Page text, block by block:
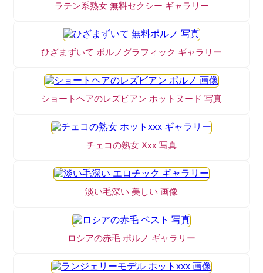
ラテン系熟女 無料セクシー ギャラリー
ひざまずいて ポルノグラフィック ギャラリー
ショートヘアのレズビアン ホットヌード 写真
チェコの熟女 Xxx 写真
淡い毛深い 美しい 画像
ロシアの赤毛 ポルノ ギャラリー